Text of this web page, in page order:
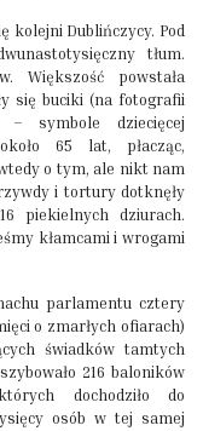
kolejni Dublińczycy. Pod
tłum.
Większość powstała
się buciki (na fotografii
symbole dziecięcej
65 lat, płacząc,
o tym, ale nikt nam
i tortury dotknęły
piekielnych dziurach.
kłamcami i wrogami
parlamentu cztery
o zmarłych ofiarach)
świadków tamtych
216 baloników
dochodziło do
osób w tej samej